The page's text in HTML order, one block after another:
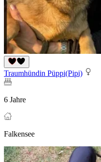
Traumhündin Püppi(Pipi)
6 Jahre
Falkensee